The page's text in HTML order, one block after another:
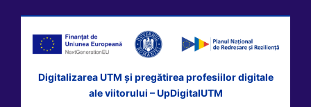
Digitalizarea UTM și pregătirea profesiilor digitale
ale viitorului – UpDigitalUTM